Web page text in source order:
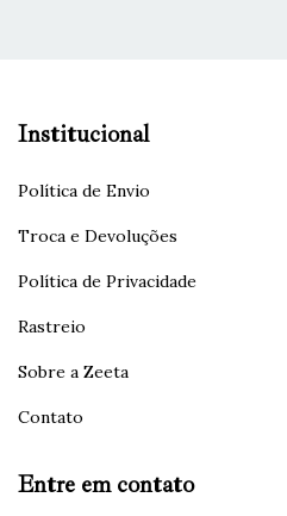
Institucional
Política de Envio
Troca e Devoluções
Política de Privacidade
Rastreio
Sobre a Zeeta
Contato
Entre em contato